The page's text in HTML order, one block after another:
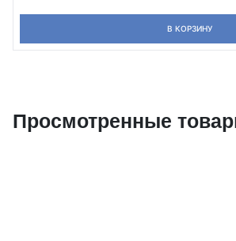
В КОРЗИНУ
Просмотренные